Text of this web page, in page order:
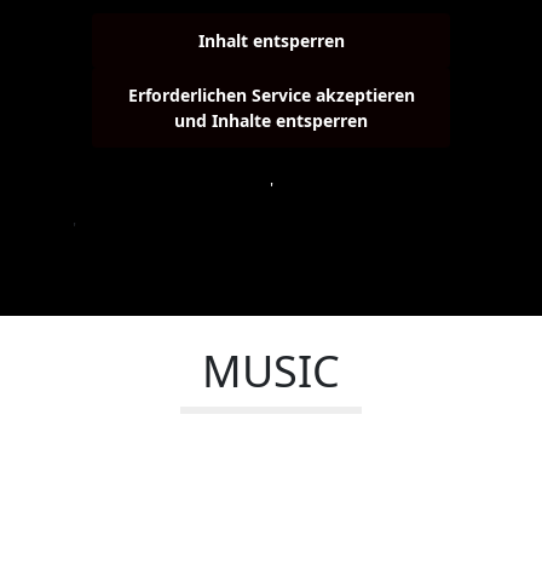
Inhalt entsperren
Erforderlichen Service akzeptieren
und Inhalte entsperren
'
'
MUSIC